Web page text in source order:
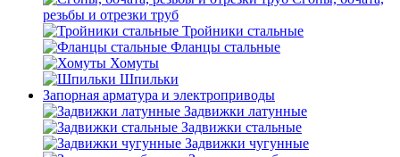
резьбы и отрезки труб
Тройники стальные
Фланцы стальные
Хомуты
Шпильки
Запорная арматура и электроприводы
Задвижки латунные
Задвижки стальные
Задвижки чугунные